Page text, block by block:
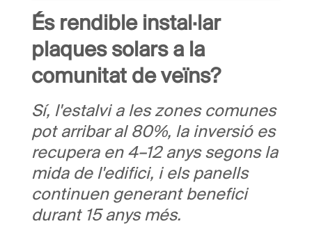
És rendible instal·lar
plaques solars a la
comunitat de veïns?
Sí, l'estalvi a les zones comunes
pot arribar al 80%, la inversió es
recupera en 4–12 anys segons la
mida de l'edifici, i els panells
continuen generant benefici
durant 15 anys més.